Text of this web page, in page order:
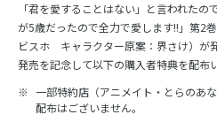
「君を愛することはない」と言われた
が5歳だったので全力で愛します!!」第2
ビスホ キャラクター原案：界さけ）が
発売を記念して以下の購入者特典を配布
一部特約店（アニメイト・とらのあ
配布はございません。